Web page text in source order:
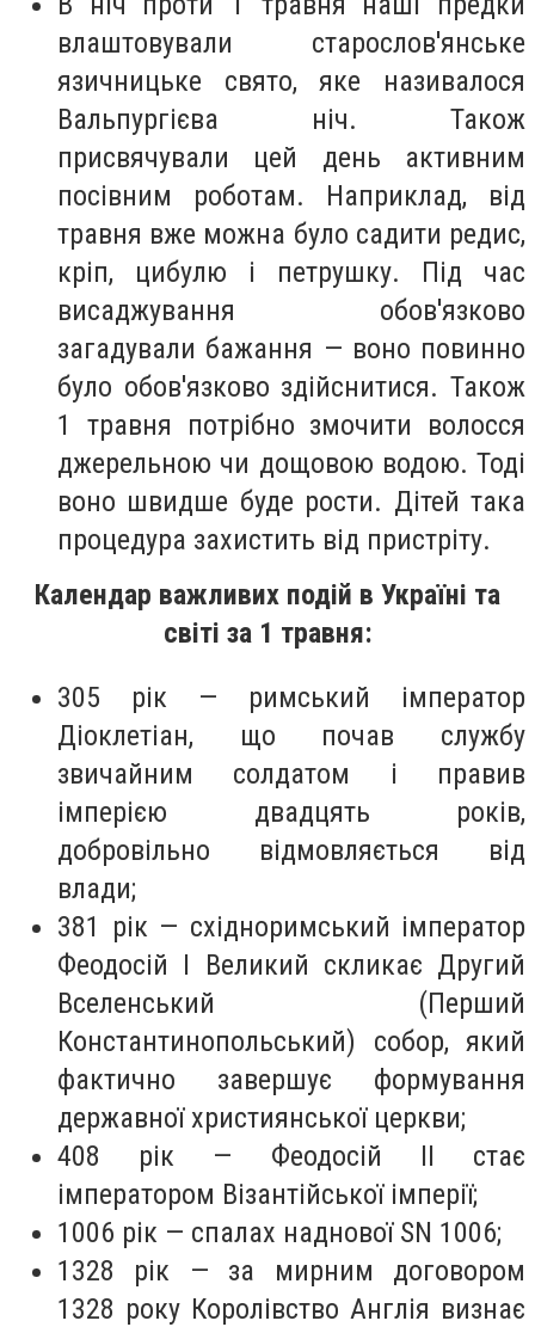
влаштовували старослов'янське
язичницьке свято, яке називалося
Вальпургієва ніч. Також
присвячували цей день активним
посівним роботам. Наприклад, від
травня вже можна було садити редис,
кріп, цибулю і петрушку. Під час
висаджування обов'язково
загадували бажання — воно повинно
було обов'язково здійснитися. Також
1 травня потрібно змочити волосся
джерельною чи дощовою водою. Тоді
воно швидше буде рости. Дітей така
процедура захистить від пристріту.
Календар важливих подій в Україні та
світі за 1 травня:
305 рік — римський імператор
Діоклетіан, що почав службу
звичайним солдатом і правив
імперією двадцять років,
добровільно відмовляється від
влади;
381 рік — східноримський імператор
Феодосій І Великий скликає Другий
Вселенський (Перший
Константинопольський) собор, який
фактично завершує формування
державної християнської церкви;
408 рік — Феодосій II стає
імператором Візантійської імперії;
1006 рік — спалах наднової SN 1006;
1328 рік — за мирним договором
1328 року Королівство Англія визнає